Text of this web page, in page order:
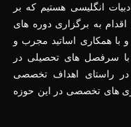
انگلیسی هستیم که بر
به برگزاری دوره های
با همکاری اساتید مجرب و
سرفصل های تحصیلی در
در راستای اهداف تخصصی
های تخصصی در این حوزه